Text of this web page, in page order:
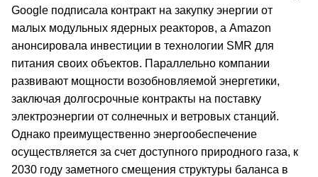
Google подписала контракт на закупку энергии от
малых модульных ядерных реакторов, а Amazon
анонсировала инвестиции в технологии SMR для
питания своих объектов. Параллельно компании
развивают мощности возобновляемой энергетики,
заключая долгосрочные контракты на поставку
электроэнергии от солнечных и ветровых станций.
Однако преимущественно энергообеспечение
осуществляется за счет доступного природного газа, к
2030 году заметного смещения структуры баланса в